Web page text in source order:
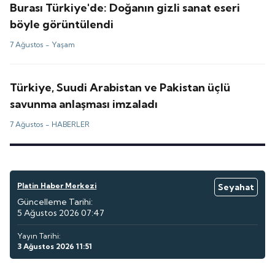
Burası Türkiye'de: Doğanın gizli sanat eseri
böyle görüntülendi
7 Ağustos - Yaşam
Türkiye, Suudi Arabistan ve Pakistan üçlü
savunma anlaşması imzaladı
7 Ağustos - HABERLER
Platin Haber Merkezi
Seyahat
Güncelleme Tarihi:
5 Ağustos 2026 07:47
Yayın Tarihi:
3 Ağustos 2026 11:51